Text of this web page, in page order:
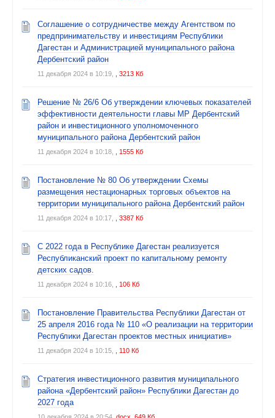
Соглашение о сотрудничестве между Агентством по
предпринимательству и инвестициям Республики
Дагестан и Администрацией муниципального района
Дербентский район
11 декабря 2024 в 10:19, , 3213 Кб
Решение № 26/6 Об утверждении ключевых показателей
эффективности деятельности главы МР Дербентский
район и инвестиционного уполномоченного
муниципального района Дербентский район
11 декабря 2024 в 10:18, , 1555 Кб
Постановление № 80 Об утверждении Схемы
размещения нестационарных торговых объектов на
территории муниципального района Дербентский район
11 декабря 2024 в 10:17, , 3387 Кб
С 2022 года в Республике Дагестан реализуется
Республиканский проект по капитальному ремонту
детских садов.
11 декабря 2024 в 10:16, , 106 Кб
Постановление Правительства Республики Дагестан от
25 апреля 2016 года № 110 «О реализации на территории
Республики Дагестан проектов местных инициатив»
11 декабря 2024 в 10:15, , 110 Кб
Стратегия инвестиционного развития муниципального
района «Дербентский район» Республики Дагестан до
2027 года